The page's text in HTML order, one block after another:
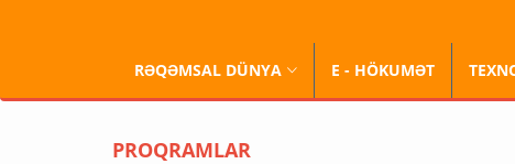
RƏQƏMSAL DÜNYA E - HÖKUMƏT
PROQRAMLAR